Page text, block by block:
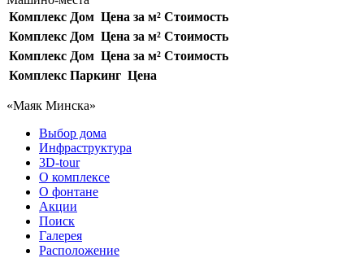
Комплекс Дом Цена за м² Стоимость
Комплекс Дом Цена за м² Стоимость
Комплекс Дом Цена за м² Стоимость
Комплекс Паркинг Цена
«Маяк Минска»
Выбор дома
Инфраструктура
3D-tour
О комплексе
О фонтане
Акции
Поиск
Галерея
Расположение